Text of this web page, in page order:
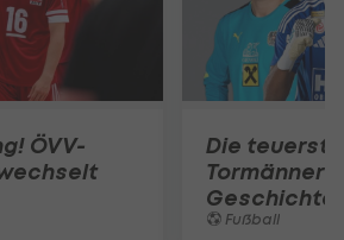
ÖVV-
Die
Tormänner
Geschichte
Fußball